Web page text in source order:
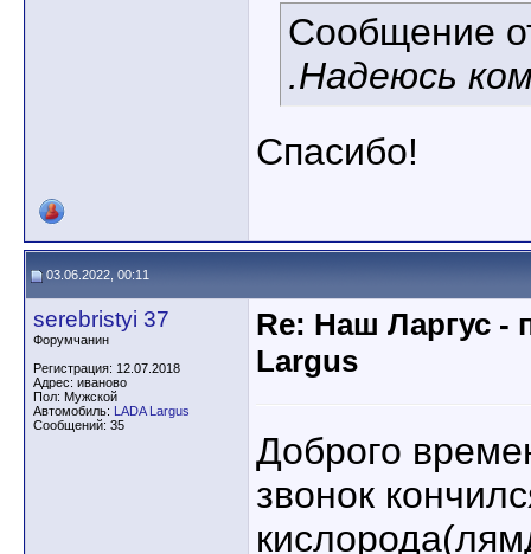
Сообщение
.Надеюсь
Спасибо!
03.06.2022, 00:11
serebristyi 37
Форумчанин
Регистрация: 12.07.2018
Адрес: иваново
Пол: Мужской
Автомобиль: LADA Largus
Сообщений: 35
Re: Наш Ларгус -
Largus
Доброго
звонок